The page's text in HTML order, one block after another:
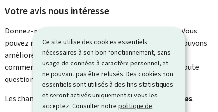
Ce site utilise des cookies essentiels
nécessaires à son bon fonctionnement, sans
usage de données à caractère personnel, et
ne pouvant pas être refusés. Des cookies non
essentiels sont utilisés à des fins statistiques
et seront activés uniquement si vous les
acceptez. Consulter notrepolitique de
Votre avis nous intéresse
Donnez-nous votre avis sur le contenu de cette page. Vous
pouvez nous laisser un commentaire sur ce que nous pouvons
améliorer. Vous ne recevrez pas de réponse à votre
commentaire. Utilisez le formulaire de contact pour toute
question particulière.
Les champs marqués d’une étoile ( * ) sontobligatoires.